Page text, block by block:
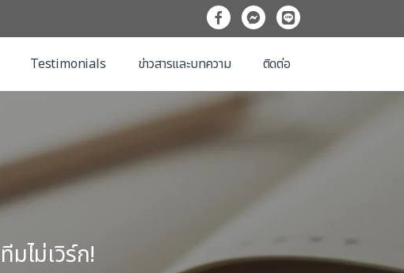
Testimonials ข่าวสารและบทความ ติดต่อ
มไม่เวิร์ก!